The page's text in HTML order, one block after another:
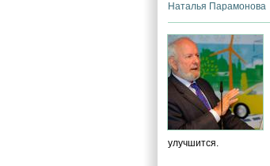
Наталья Парамонова
улучшится.